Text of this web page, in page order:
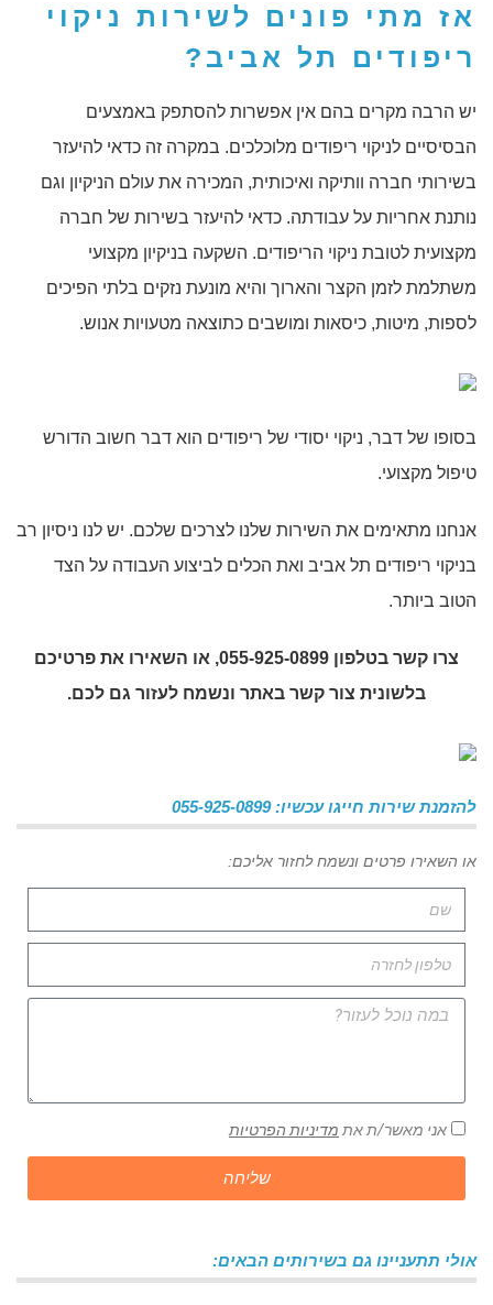
אז מתי פונים לשירות
ניקוי
ריפודים תל אביב ?
יש הרבה מקרים בהם אין אפשרות להסתפק באמצעים
הבסיסיים לניקוי ריפודים מלוכלכים. במקרה זה כדאי להיעזר
בשירותי חברה וותיקה ואיכותית, המכירה את עולם הניקיון וגם
נותנת אחריות על עבודתה. כדאי להיעזר בשירות של חברה
מקצועית לטובת ניקוי הריפודים. השקעה בניקיון מקצועי
משתלמת לזמן הקצר והארוך והיא מונעת נזקים בלתי הפיכים
לספות, מיטות, כיסאות ומושבים כתוצאה מטעויות אנוש.
בסופו של דבר, ניקוי יסודי של ריפודים הוא דבר חשוב הדורש
טיפול מקצועי.
אנחנו מתאימים את השירות שלנו לצרכים שלכם. יש לנו ניסיון רב
בניקוי ריפודים תל אביב ואת הכלים לביצוע העבודה על הצד
הטוב ביותר.
צרו קשר בטלפון 055-925-0899, או השאירו את פרטיכם
בלשונית צור קשר באתר ונשמח לעזור גם לכם.
להזמנת שירות חייגו עכשיו: 055-925-0899
או השאירו פרטים ונשמח לחזור אליכם:
אני מאשר/ת את מדיניות הפרטיות
שליחה
אולי תתעניינו גם בשירותים הבאים: